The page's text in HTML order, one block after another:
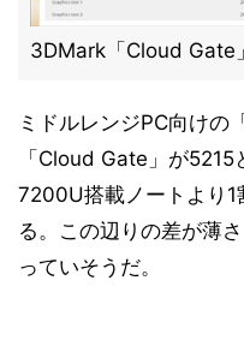
3DMark「Cloud Gate
ミドルレンジPC向けの
「Cloud Gate」が
7200U搭載ノートより1
る。この辺りの差が薄
っていそうだ。